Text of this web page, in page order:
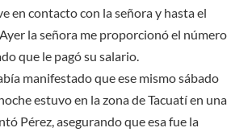
en contacto con la señora y hasta el
la señora me proporcionó el número
que le pagó su salario.
manifestado que ese mismo sábado
estuvo en la zona de Tacuatí en una
Pérez, asegurando que esa fue la